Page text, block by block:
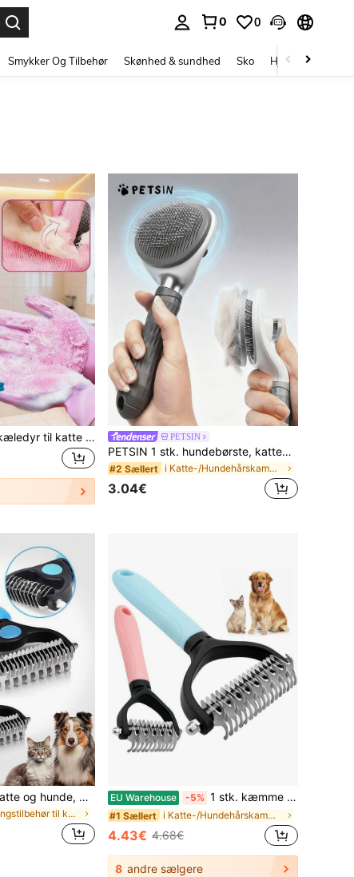
0 0
Smykker Og Tilbehør Skønhed & sundhed Sko Hjem Tekstiler
Badehandsker til kæledyr til katte og hunde, kradsebeskyttende, dybrensende, afhårende og masserende funktioner, til tør og våd brug, også velegnede til køkken/bilvask og daglig rengøring i hjemmet PETSIN
PETSIN 1 stk. hundebørste, kattebørste, loppekam, automatisk rengøringsbørste, pelsbørste til kæledyr, massagebørste til kæledyr, pelsbørste til fældning, måttebryder, kam til fjernelse af fileter, automatisk hårfjerningsbørste, rengøringsværktøj til kæledyr, håropsamlingsetiket, hundebørste, kattebørste, kam til opsamling af kæledyrshår, dyretilbehør, kæledyrsartikler
#2 Sællert i Katte-/Hundehårskamme og -børster
3.04€
Kæledyrskam til katte og hunde, dobbeltsidet underuldskam til pelspleje, stor størrelse filtredningsværktøj til at håndtere løse hår og sammenfiltringer
i Rengøringstilbehør til kæledyr til katte/hunde
EU Warehouse -5% 1 stk. kæmme i rustfrit stål til afhåring af kæledyr til katte og hunde, dobbeltsidet underuldskam til nem fjernelse af filtre og knuder, kæmmeværktøj til lange og tykke pelse, effektiv hårbørste til hårfjerning
#1 Sællert i Katte-/Hundehårskamme og -børster
4.43€ 4.68€
8 andre sælgere